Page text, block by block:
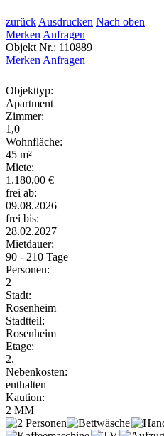
zurückAusdrucken Nach oben
MerkenAnfragen
Objekt Nr.: 110889
MerkenAnfragen
Objekttyp:
Apartment
Zimmer:
1,0
Wohnfläche:
45 m²
Miete:
1.180,00 €
frei ab:
09.08.2026
frei bis:
28.02.2027
Mietdauer:
90 - 210 Tage
Personen:
2
Stadt:
Rosenheim
Stadtteil:
Rosenheim
Etage:
2.
Nebenkosten:
enthalten
Kaution:
2 MM